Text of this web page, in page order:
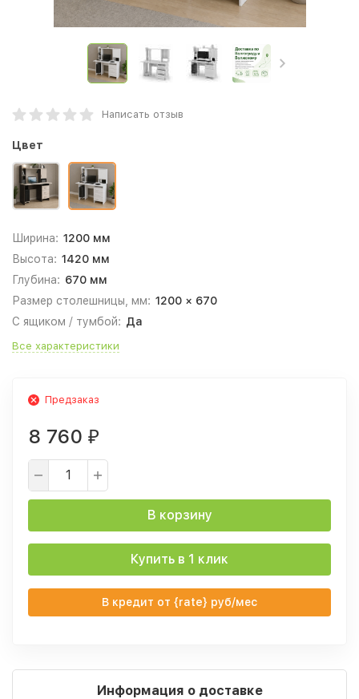
Написать отзыв
Цвет
Ширина: 1200 мм
Высота: 1420 мм
Глубина: 670 мм
Размер столешницы, мм: 1200 × 670
С ящиком / тумбой: Да
Все характеристики
Предзаказ
8 760 ₽
В корзину
Купить в 1 клик
В кредит от {rate} руб/мес
Информация о доставке